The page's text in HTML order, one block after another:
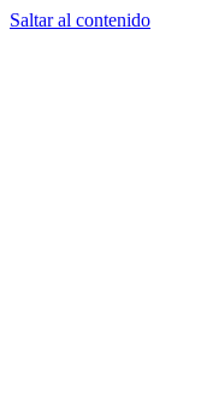
Saltar al contenido